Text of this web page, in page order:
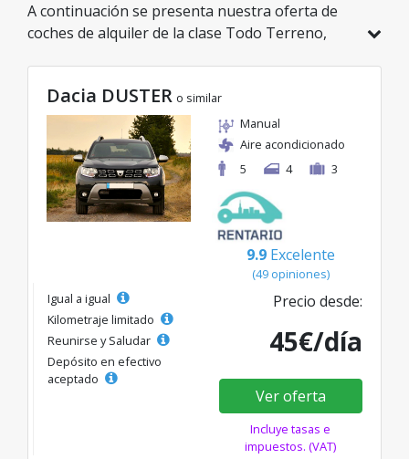
A continuación se presenta nuestra oferta de
coches de alquiler de la clase Todo Terreno,
puedes elegir el modelo ideal de la categoría
seleccionada, con tarifas excelentes desde solo
29€/día.
Dacia DUSTER o similar
Manual
Aire acondicionado
5
4 3
9.9 Excelente
(49 opiniones)
Igual a igual
Kilometraje limitado
Reunirse y Saludar
Depósito en efectivo
aceptado
Precio desde:
45€/día
Ver oferta
Incluye tasas e
impuestos. (VAT)